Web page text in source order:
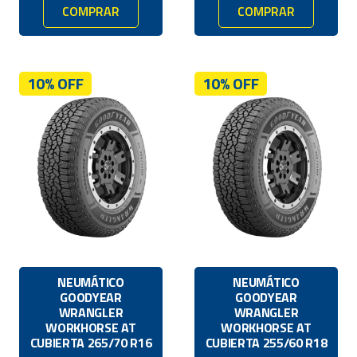
COMPRAR
COMPRAR
NEUMÁTICO
GOODYEAR
WRANGLER
WORKHORSE AT
CUBIERTA 265/70 R16
10% OFF
NEUMÁTICO
GOODYEAR
WRANGLER
WORKHORSE AT
CUBIERTA 255/60 R18
10% OFF